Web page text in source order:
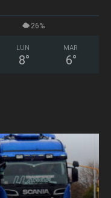
26%
LUN
8°
MAR
6°